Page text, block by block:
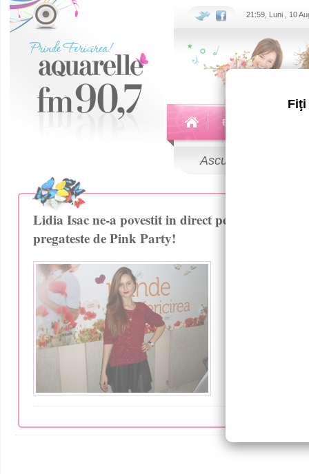
Fiţi
21:59, Luni , 10
Echipa
Ascultă
Lidia Isac ne-a povestit in direct pe Aquarelle
pregateste de Pink Party!